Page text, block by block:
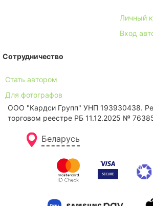
Личный
Вход
Сотрудничество
Стать автором
Для фотографов
ООО "Кардси Групп" УНП 193930438.
торговом реестре РБ 11.12.2025 №
Беларусь